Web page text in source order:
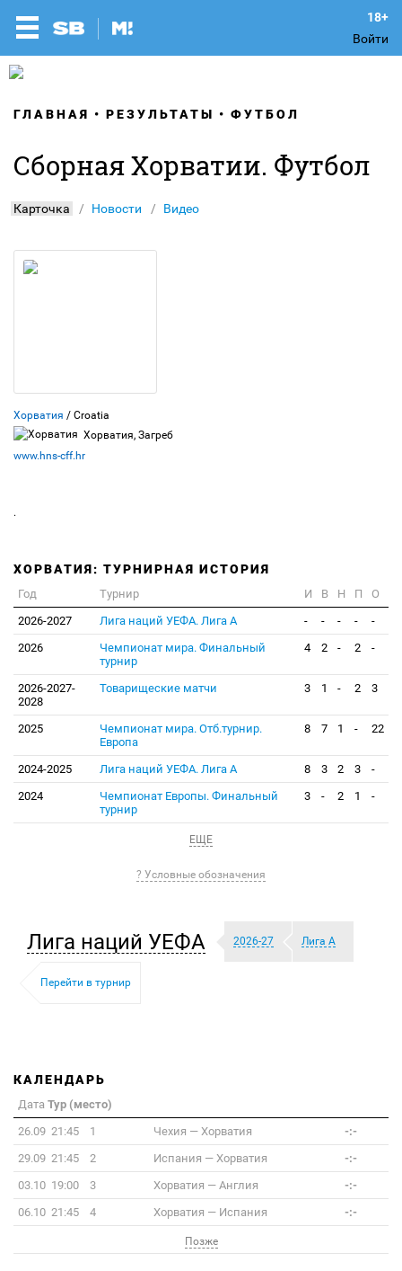
Войти
ГЛАВНАЯ РЕЗУЛЬТАТЫ ФУТБОЛ
Сборная Хорватии. Футбол
Карточка Новости Видео
Хорватия / Croatia
Хорватия, Загреб
www.hns-cff.hr
.
ХОРВАТИЯ: ТУРНИРНАЯ ИСТОРИЯ
Год Турнир И В Н П
О
2026-2027
Лига наций УЕФА. Лига А - - - -
-
2026
Чемпионат мира. Финальный
турнир
4 2 - 2 -
2026-2027-
2028
Товарищеские матчи 3 1 - 2 3
2025
Чемпионат мира. Отб.турнир.
Европа
8 7 1 - 22
2024-2025 Лига наций УЕФА. Лига А 8 3 2 3
-
2024
Чемпионат Европы. Финальный
турнир
3 - 2 1 -
ЕЩЕ
? Условные обозначения
Лига наций УЕФА 2026-27 Лига А
Перейти в турнир
КАЛЕНДАРЬ
Дата Тур (место)
26.09 21:45
1 Чехия — Хорватия
-:-
29.09 21:45
2 Испания — Хорватия
-:-
03.10 19:00
3 Хорватия — Англия
-:-
06.10 21:45
4 Хорватия — Испания -:-
Позже